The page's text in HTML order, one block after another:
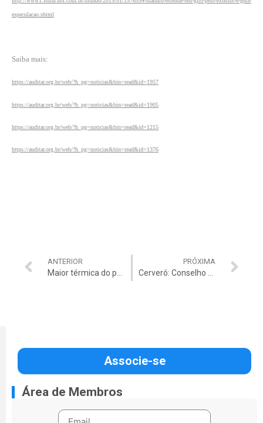
especulacao.shtml
Saiba mais:
https://auditar.org.br/web/?h_pg=noticias&bin=read&id=1957
https://auditar.org.br/web/?h_pg=noticias&bin=read&id=1905
https://auditar.org.br/web/?h_pg=noticias&bin=read&id=1215
https://auditar.org.br/web/?h_pg=noticias&bin=read&id=1376
ANTERIOR PRÓXIMA
Associe-se
Área de Membros